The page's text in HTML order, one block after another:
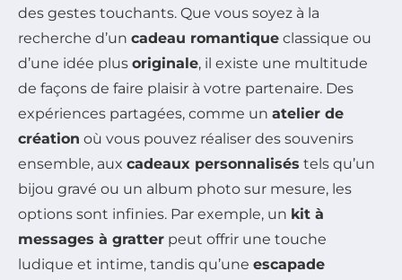
des gestes touchants. Que vous soyez à la
recherche d’un cadeau romantique classique ou
d’une idée plus originale, il existe une multitude
de façons de faire plaisir à votre partenaire. Des
expériences partagées, comme un atelier de
création où vous pouvez réaliser des souvenirs
ensemble, aux cadeaux personnalisés tels qu’un
bijou gravé ou un album photo sur mesure, les
options sont infinies. Par exemple, un kit à
messages à gratter peut offrir une touche
ludique et intime, tandis qu’une escapade